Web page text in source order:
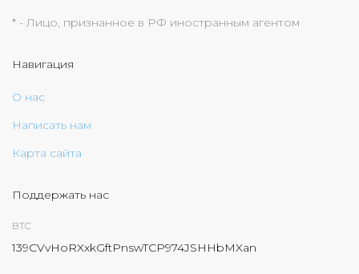
* - Лицо, признанное в РФ иностранным агентом
Навигация
О нас
Написать нам
Карта сайта
Поддержать нас
BTC
139CVvHoRXxkGftPnswTCP974JSHHbMXan